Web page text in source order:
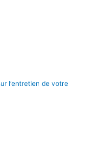
l’entretien de votre